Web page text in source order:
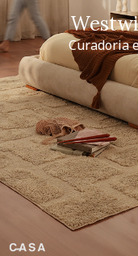
Curadoria